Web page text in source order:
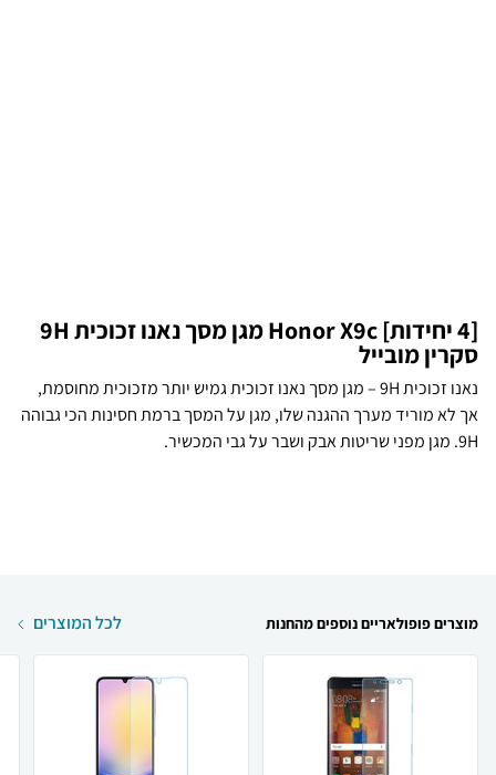
[4 יחידות] Honor X9c מגן מסך נאנו זכוכית 9H
סקרין מובייל
נאנו זכוכית 9H – מגן מסך נאנו זכוכית גמיש יותר מזכוכית מחוסמת,
אך לא מוריד מערך ההגנה שלו, מגן על המסך ברמת חסינות הכי גבוהה
9H. מגן מפני שריטות אבק ושבר על גבי המכשיר.
מוצרים פופולאריים נוספים מהחנות לכל המוצרים